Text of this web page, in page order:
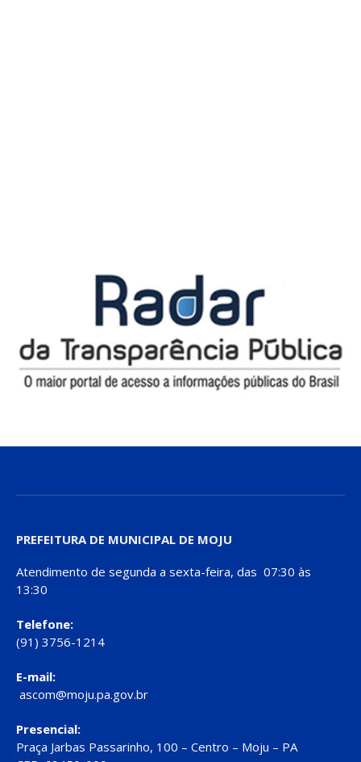
PREFEITURA DE MUNICIPAL DE MOJU
Atendimento de segunda a sexta-feira, das 07:30 às
13:30
Telefone:
(91) 3756-1214
E-mail:
ascom@moju.pa.gov.br
Presencial:
Praça Jarbas Passarinho, 100 – Centro – Moju – PA